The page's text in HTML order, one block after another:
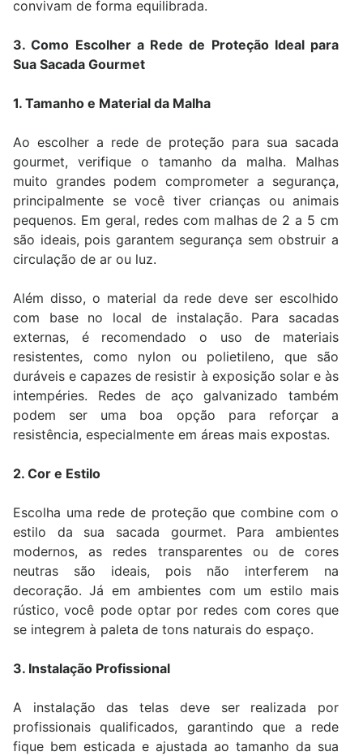
convivam de forma equilibrada.
3. Como Escolher a Rede de Proteção Ideal para
Sua Sacada Gourmet
1. Tamanho e Material da Malha
Ao escolher a rede de proteção para sua sacada
gourmet, verifique o tamanho da malha. Malhas
muito grandes podem comprometer a segurança,
principalmente se você tiver crianças ou animais
pequenos. Em geral, redes com malhas de 2 a 5 cm
são ideais, pois garantem segurança sem obstruir a
circulação de ar ou luz.
Além disso, o material da rede deve ser escolhido
com base no local de instalação. Para sacadas
externas, é recomendado o uso de materiais
resistentes, como nylon ou polietileno, que são
duráveis e capazes de resistir à exposição solar e às
intempéries. Redes de aço galvanizado também
podem ser uma boa opção para reforçar a
resistência, especialmente em áreas mais expostas.
2. Cor e Estilo
Escolha uma rede de proteção que combine com o
estilo da sua sacada gourmet. Para ambientes
modernos, as redes transparentes ou de cores
neutras são ideais, pois não interferem na
decoração. Já em ambientes com um estilo mais
rústico, você pode optar por redes com cores que
se integrem à paleta de tons naturais do espaço.
3. Instalação Profissional
A instalação das telas deve ser realizada por
profissionais qualificados, garantindo que a rede
fique bem esticada e ajustada ao tamanho da sua